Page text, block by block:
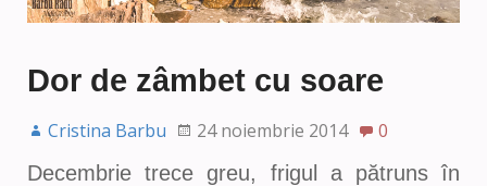
Dor de zâmbet cu soare
Cristina Barbu 24 noiembrie 2014
0
Decembrie trece greu, frigul a pătruns în